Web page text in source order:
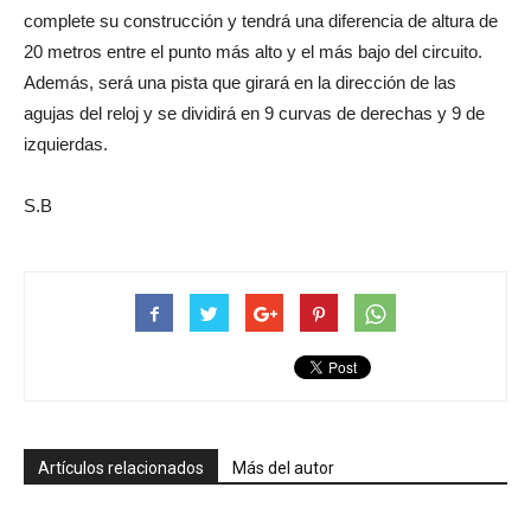
complete su construcción y tendrá una diferencia de altura de
20 metros entre el punto más alto y el más bajo del circuito.
Además, será una pista que girará en la dirección de las
agujas del reloj y se dividirá en 9 curvas de derechas y 9 de
izquierdas.
S.B
Artículos relacionados Más del autor